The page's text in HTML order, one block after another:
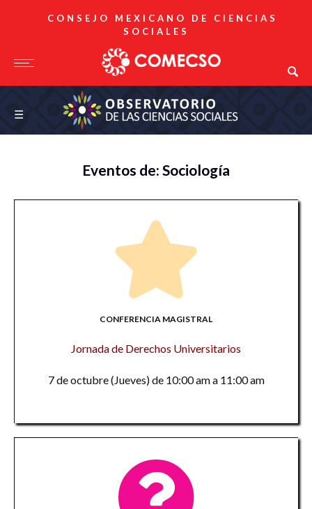
CONSEJO MEXICANO DE CIENCIAS
SOCIALES
Observatorio de las Ciencias Sociales
☰
Eventos de: Sociología
CONFERENCIA MAGISTRAL
Jornada de Derechos Universitarios
7 de octubre (Jueves) de 10:00 am a 11:00 am